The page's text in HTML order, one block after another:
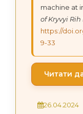
machine at
of Kryvyi
https://
9-33
Читати
26.04.2024